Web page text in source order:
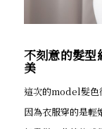
不刻意的髮型
美
這次的model髮色
因為衣服穿的是輕